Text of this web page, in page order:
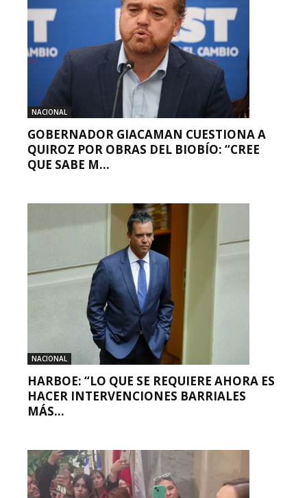
NACIONAL
GOBERNADOR GIACAMAN CUESTIONA A
QUIROZ POR OBRAS DEL BIOBÍO: “CREE
QUE SABE M...
NACIONAL
HARBOE: “LO QUE SE REQUIERE AHORA ES
HACER INTERVENCIONES BARRIALES
MÁS...